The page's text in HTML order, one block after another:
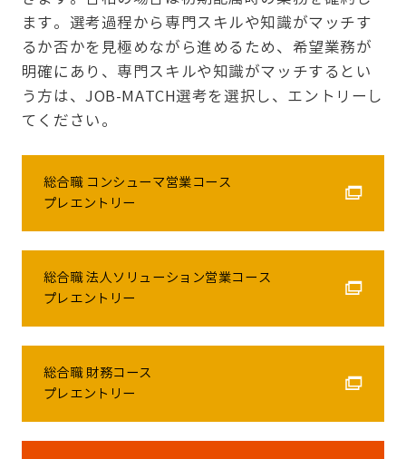
ます。選考過程から専門スキルや知識がマッチす
るか否かを見極めながら進めるため、希望業務が
明確にあり、専門スキルや知識がマッチするとい
う方は、JOB-MATCH選考を選択し、エントリーし
てください。
総合職 コンシューマ営業コース
プレエントリー
総合職 法人ソリューション営業コース
プレエントリー
総合職 財務コース
プレエントリー